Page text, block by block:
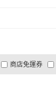
大家電快配
商店免運券